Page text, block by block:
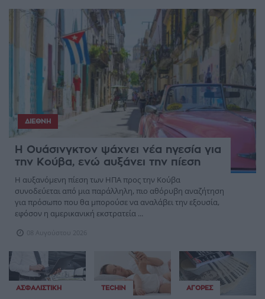
ΔΙΕΘΝΉ
Η Ουάσινγκτον ψάχνει νέα ηγεσία για
την Κούβα, ενώ αυξάνει την πίεση
Η αυξανόμενη πίεση των ΗΠΑ προς την Κούβα
συνοδεύεται από μια παράλληλη, πιο αθόρυβη αναζήτηση
για πρόσωπο που θα μπορούσε να αναλάβει την εξουσία,
εφόσον η αμερικανική εκστρατεία ...
08 Αυγούστου 2026
ΑΣΦΑΛΙΣΤΙΚΉ TECHIN ΑΓΟΡΈΣ